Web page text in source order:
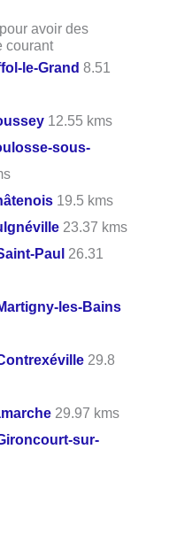
avoir des
courant
le-Grand 8.51
12.55 kms
sous-
19.5 kms
23.37 kms
Paul 26.31
les-Bains
29.8
29.97 kms
sur-